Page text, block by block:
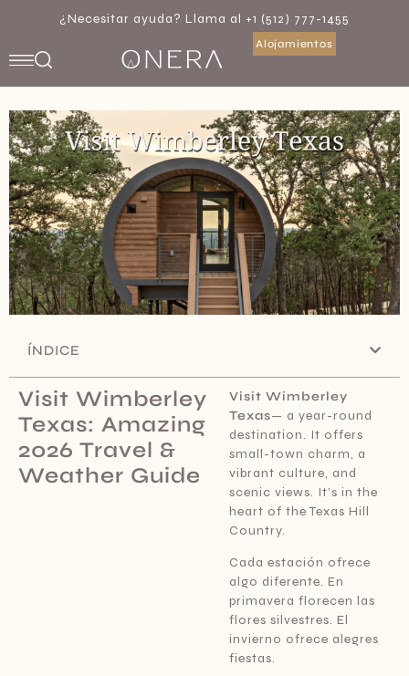
¿Necesitar ayuda? Llama al +1 (512) 777-1455
Alojamientos
Visit Wimberley
Texas: Amazing
2026 Travel &
Weather Guide
Visit Wimberley
Texas— a year-round
destination. It offers
small-town charm, a
vibrant culture, and
scenic views. It’s in the
heart of the Texas Hill
Country.
Cada estación ofrece
algo diferente. En
primavera florecen las
flores silvestres. El
invierno ofrece alegres
fiestas.
ÍNDICE